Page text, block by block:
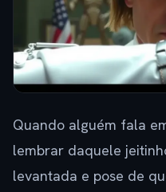
Quando alguém fala
lembrar daquele
levantada e pose de